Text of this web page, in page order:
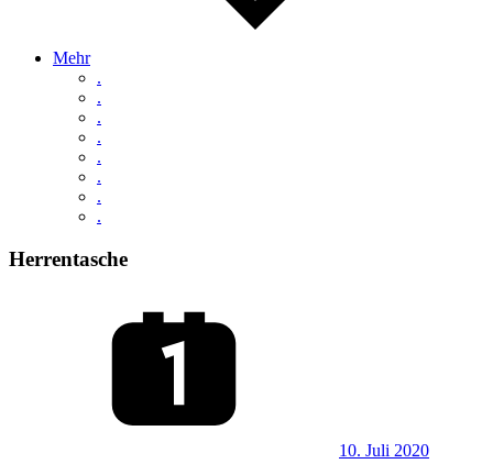
Mehr
.
.
.
.
.
.
.
.
Herrentasche
10. Juli 2020